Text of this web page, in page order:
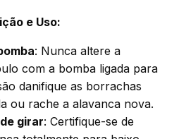
e Uso:
: Nunca altere a
com a bomba ligada para
danifique as borrachas
ou rache a alavanca nova.
girar: Certifique-se de